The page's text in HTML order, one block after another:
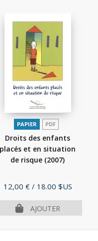
PAPIER PDF
Droits des enfants
placés et en situation
de risque (2007)
Prix
12,00 € / 18.00 $US
AJOUTER